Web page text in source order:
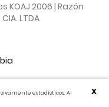
KOAJ 2006 | Razón
LTDA
estadísticos. Al
X